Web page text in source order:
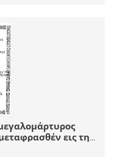
ελαχίστου